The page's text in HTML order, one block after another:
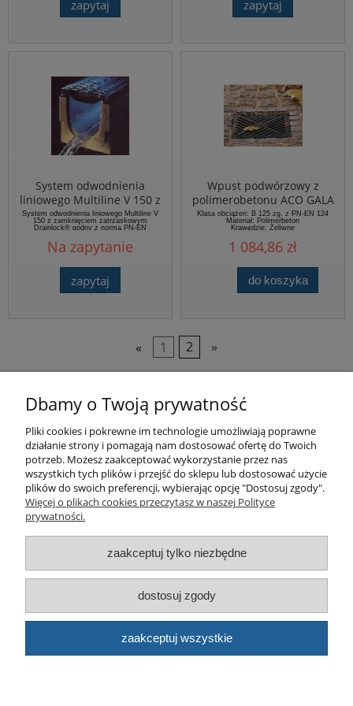
zapytaj zapytaj
System odwodnienia
liniowego Multiline V 150 z
zamknięciem zatrzaskowym
Drainlock
System odwodnienia liniowego Multiline V
150 z zamknięciem zatrzaskowym
Drainlock® godny z normą PN-EN
ocynkowanej, nierdzewnej i żeliwa Przekrój
V Szerokość w świetle 15,0 cm
Maksymalna klasa obciążenia koryta ...
Na zapytanie
zapytaj
Wpust podwórzowy z
polimerobetonu ACO GALA
Klasa obciążeń: B 125 zg. z PN-EN 124
Materiał: Polimerbeton
Krawędzie: Żeliwne
1 084,86 zł
do koszyka
« 1 2 »
Produkty
Kategorie bloga
Kontakt
© artbud.pl - Wszelkie prawa zastrzeżone
Sklep internetowy Shoper.pl
Dbamy o Twoją prywatność
Pliki cookies i pokrewne im technologie umożliwiają poprawne
działanie strony i pomagają nam dostosować ofertę do Twoich
potrzeb. Możesz zaakceptować wykorzystanie przez nas
wszystkich tych plików i przejść do sklepu lub dostosować użycie
plików do swoich preferencji, wybierając opcję "Dostosuj zgody".
Więcej o plikach cookies przeczytasz w naszej Polityce
prywatności.
zaakceptuj tylko niezbędne
dostosuj zgody
zaakceptuj wszystkie